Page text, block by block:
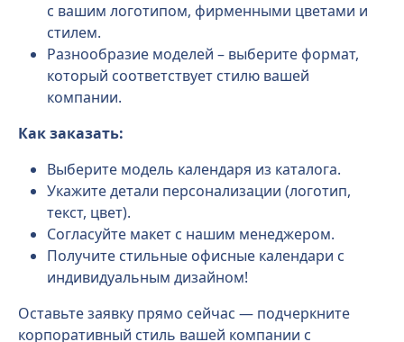
с вашим логотипом, фирменными цветами и
стилем.
Разнообразие моделей – выберите формат,
который соответствует стилю вашей
компании.
Как заказать:
Выберите модель календаря из каталога.
Укажите детали персонализации (логотип,
текст, цвет).
Согласуйте макет с нашим менеджером.
Получите стильные офисные календари с
индивидуальным дизайном!
Оставьте заявку прямо сейчас — подчеркните
корпоративный стиль вашей компании с